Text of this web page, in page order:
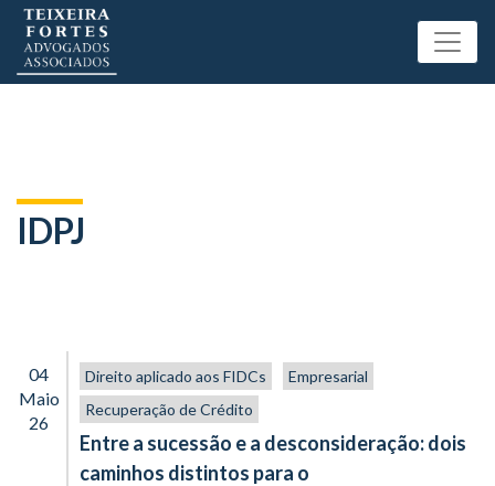
IDPJ
04
Maio
26
Direito aplicado aos FIDCs
Empresarial
Recuperação de Crédito
Entre a sucessão e a desconsideração: dois
caminhos distintos para o